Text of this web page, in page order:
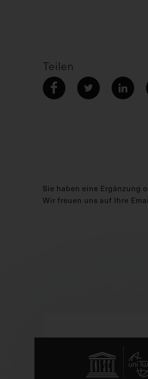
Teilen
Sie haben eine Ergänzung
Wir freuen uns auf Ihre